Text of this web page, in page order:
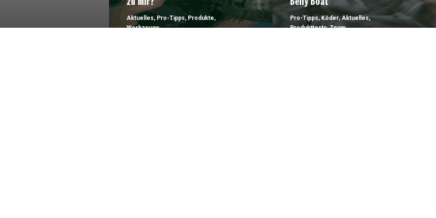
Aktuelles, Pro-Tipps, Produkte,
Werkzeuge
Pro-Tipps, Köder, Aktuelles,
Produkttests, Team